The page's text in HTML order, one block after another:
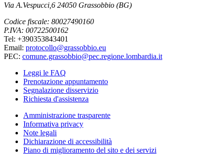
Via A.Vespucci,6 24050 Grassobbio (BG)
Codice fiscale: 80027490160
P.IVA: 00722500162
Tel: +390353843401
Email: protocollo@grassobbio.eu
PEC: comune.grassobbio@pec.regione.lombardia.it
Leggi le FAQ
Prenotazione appuntamento
Segnalazione disservizio
Richiesta d'assistenza
Amministrazione trasparente
Informativa privacy
Note legali
Dichiarazione di accessibilità
Piano di miglioramento del sito e dei servizi